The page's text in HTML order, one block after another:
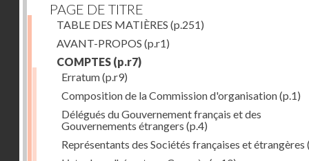
PAGE DE TITRE
TABLE DES MATIÈRES (p.251)
AVANT-PROPOS (p.r1)
COMPTES (p.r7)
Erratum(p.r9)
Composition de la Commission d'organisation(p.1)
Délégués du Gouvernement français et des
Gouvernements étrangers (p.4)
Représentants des Sociétés françaises et étrangères